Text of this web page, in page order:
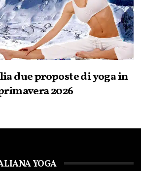
due proposte di yoga in
2026
YOGA